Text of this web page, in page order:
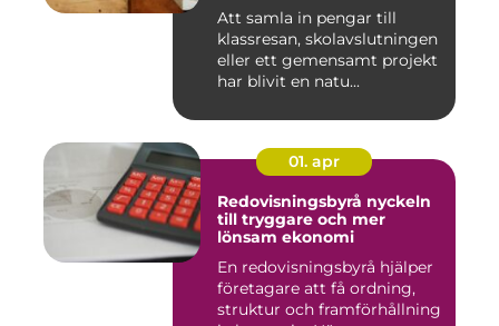
Att samla in pengar till
klassresan, skolavslutningen
eller ett gemensamt projekt
har blivit en natu...
01. apr
Redovisningsbyrå nyckeln
till tryggare och mer
lönsam ekonomi
En redovisningsbyrå hjälper
företagare att få ordning,
struktur och framförhållning